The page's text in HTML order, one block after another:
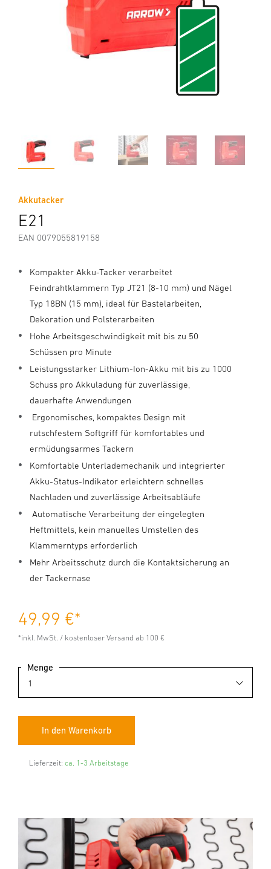
Akkutacker
E21
EAN 0079055819158
Kompakter Akku-Tacker verarbeitet
Feindrahtklammern Typ JT21 (8-10 mm) und Nägel
Typ 18BN (15 mm), ideal für Bastelarbeiten,
Dekoration und Polsterarbeiten
Hohe Arbeitsgeschwindigkeit mit bis zu 50
Schüssen pro Minute
Leistungsstarker Lithium-Ion-Akku mit bis zu 1000
Schuss pro Akkuladung für zuverlässige,
dauerhafte Anwendungen
Ergonomisches, kompaktes Design mit
rutschfestem Softgriff für komfortables und
ermüdungsarmes Tackern
Komfortable Unterlademechanik und integrierter
Akku-Status-Indikator erleichtern schnelles
Nachladen und zuverlässige Arbeitsabläufe
Automatische Verarbeitung der eingelegten
Heftmittels, kein manuelles Umstellen des
Klammerntyps erforderlich
Mehr Arbeitsschutz durch die Kontaktsicherung an
der Tackernase
49,99 €*
*inkl. MwSt. / kostenloser Versand ab 100 €
Menge
Lieferzeit: ca. 1-3 Arbeitstage